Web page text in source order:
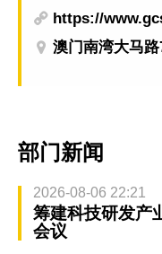
https://
澳门南湾大马
部门新闻
2026-08-06 22:21
筹建科技研发产
会议